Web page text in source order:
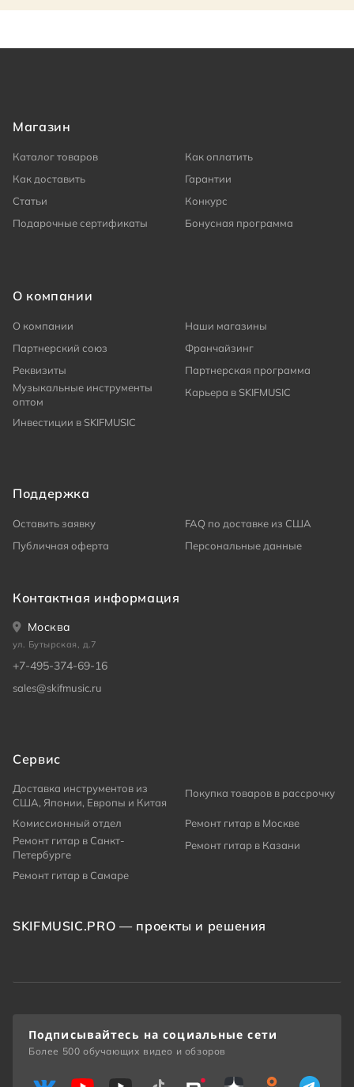
Магазин
Каталог товаров
Как оплатить
Как доставить
Гарантии
Статьи
Конкурс
Подарочные сертификаты
Бонусная программа
О компании
О компании
Наши магазины
Партнерский союз
Франчайзинг
Реквизиты
Партнерская программа
Музыкальные инструменты
оптом
Карьера в SKIFMUSIC
Инвестиции в SKIFMUSIC
Поддержка
Оставить заявку
FAQ по доставке из США
Публичная оферта
Персональные данные
Контактная информация
Москва
ул. Бутырская, д.7
+7-495-374-69-16
sales@skifmusic.ru
Сервис
Доставка инструментов из
США, Японии, Европы и Китая
Покупка товаров в рассрочку
Комиссионный отдел
Ремонт гитар в Москве
Ремонт гитар в Санкт-
Петербурге
Ремонт гитар в Казани
Ремонт гитар в Самаре
SKIFMUSIC.PRO — проекты и решения
Подписывайтесь на социальные сети
Более 500 обучающих видео и обзоров